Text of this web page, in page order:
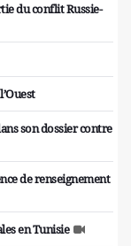
du conflit Russie-
son dossier contre
de renseignement
en Tunisie